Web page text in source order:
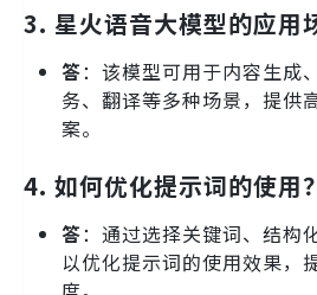
3. 星火语音大模型的应用
答：该模型可用于内容生成
务、翻译等多种场景，提供
案。
4. 如何优化提示词的使用？
答：通过选择关键词、结构
以优化提示词的使用效果，